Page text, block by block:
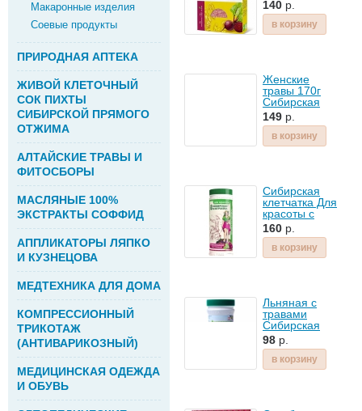
Макаронные изделия
Соевые продукты
ПРИРОДНАЯ АПТЕКА
ЖИВОЙ КЛЕТОЧНЫЙ
СОК ПИХТЫ
СИБИРСКОЙ ПРЯМОГО
ОТЖИМА
АЛТАЙСКИЕ ТРАВЫ И
ФИТОСБОРЫ
МАСЛЯНЫЕ 100%
ЭКСТРАКТЫ СОФФИД
АППЛИКАТОРЫ ЛЯПКО
И КУЗНЕЦОВА
МЕДТЕХНИКА ДЛЯ ДОМА
КОМПРЕССИОННЫЙ
ТРИКОТАЖ
(АНТИВАРИКОЗНЫЙ)
МЕДИЦИНСКАЯ ОДЕЖДА
И ОБУВЬ
Здоровья
200г
140 р.
в корзину
Женские
травы 170г
Сибирская
клетчатка
149 р.
в корзину
Сибирская
клетчатка Для
красоты с
виноградной
косточкой
170г
160 р.
в корзину
Льняная с
травами
Сибирская
клетчатка
280г
98 р.
в корзину